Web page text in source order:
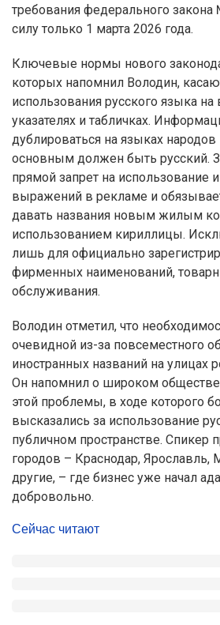
требования федерального
силу только 1 марта 2026 года.
Ключевые нормы нового
которых напомнил Володин,
использования русского языка на
указателях и табличках.
дублироваться на языках народов
основным должен быть русский.
прямой запрет на использование
выражений в рекламе и
давать названия новым жилым
использованием кириллицы.
лишь для официально
фирменных наименований,
обслуживания.
Володин отметил, что
очевидной из-за повсеместного
иностранных названий на улицах
Он напомнил о широком
этой проблемы, в ходе которого
высказались за использование
публичном пространстве. Спикер
городов – Краснодар, Ярославль,
другие, – где бизнес уже начал
добровольно.
Сейчас читают